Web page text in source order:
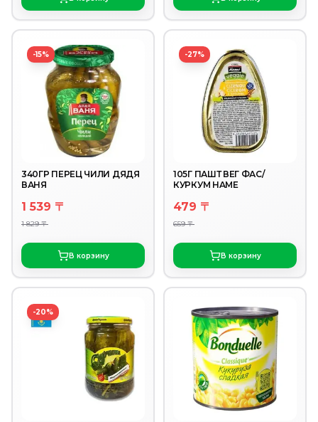
-15%
340ГР ПЕРЕЦ ЧИЛИ ДЯДЯ
ВАНЯ
1 539 〒
1 829 〒
В корзину
-27%
105Г ПАШТ ВЕГ ФАС/
КУРКУМ HAME
479 〒
659 〒
В корзину
-20%